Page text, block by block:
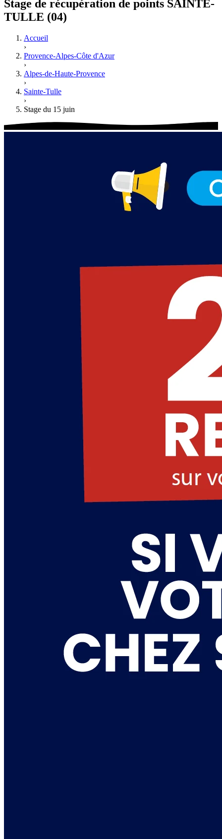
Stage de récupération de points SAINTE-
TULLE (04)
Accueil
›
Provence-Alpes-Côte d'Azur
›
Alpes-de-Haute-Provence
›
Sainte-Tulle
›
Stage du 15 juin